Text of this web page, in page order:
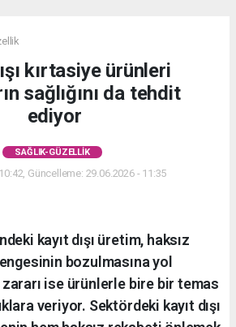
kırtasiye ürünleri
sağlığını da tehdit
ediyor
SAĞLIK-GÜZELLIK
Güncelleme: 29.06.2026 - 11:35
kayıt dışı üretim, haksız
bozulmasına yol
ise ürünlerle bire bir temas
veriyor. Sektördeki kayıt dışı